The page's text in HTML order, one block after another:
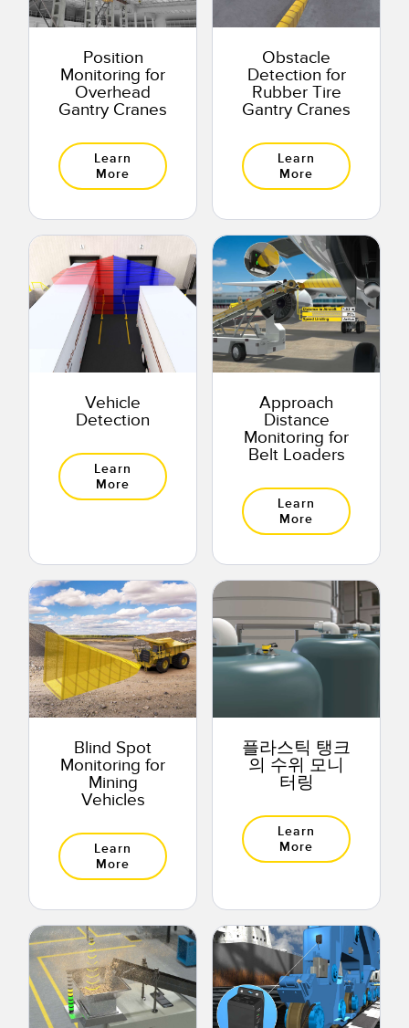
Position
Monitoring for
Overhead
Gantry Cranes
Learn
More
Obstacle
Detection for
Rubber Tire
Gantry Cranes
Learn
More
Vehicle
Detection
Learn
More
Approach
Distance
Monitoring for
Belt Loaders
Learn
More
Blind Spot
Monitoring for
Mining
Vehicles
Learn
More
플라스틱 탱크
의 수위 모니
터링
Learn
More